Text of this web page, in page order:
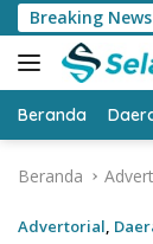
Langsung
ke
konten
Breaking News
Keluarga
Beranda
Beranda
Advertorial,